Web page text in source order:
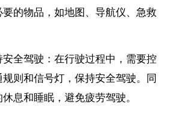
要的物品，如地图、导航仪、急救
全驾驶：在行驶过程中，需要控
则和信号灯，保持安全驾驶。同
息和睡眠，避免疲劳驾驶。